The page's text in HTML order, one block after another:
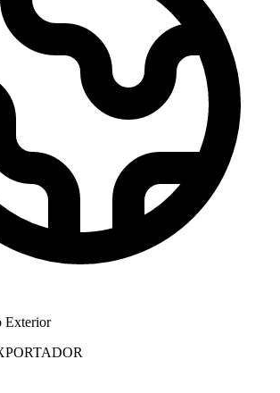
Exterior